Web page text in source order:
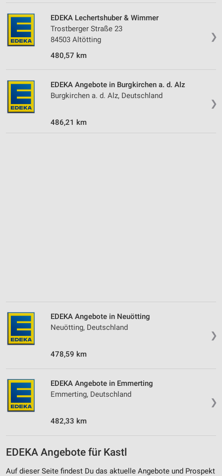
❯
EDEKA Lechertshuber & Wimmer
Trostberger Straße 23
84503 Altötting
480,57 km
❯
EDEKA Angebote in Burgkirchen a. d. Alz
Burgkirchen a. d. Alz, Deutschland
486,21 km
❯
EDEKA Angebote in Neuötting
Neuötting, Deutschland
478,59 km
❯
EDEKA Angebote in Emmerting
Emmerting, Deutschland
482,33 km
EDEKA Angebote für Kastl
Auf dieser Seite findest Du das aktuelle Angebote und Prospekt
Messung der Performance von Inhalten
Analyse von Zielgruppen durch Statistiken oder
Kombinationen von Daten aus verschiedenen
Verwendung reduzierter Daten zur Auswahl von
Inhalten